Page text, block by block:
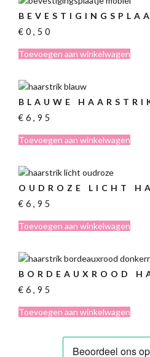
€ 0,50
Toevoegen aan winkelwagen
BLAUWE
€ 6,95
Toevoegen aan winkelwagen
OUDROZE LICHT
€ 6,95
Toevoegen aan winkelwagen
BORDEAUXROOD
€ 6,95
Toevoegen aan winkelwagen